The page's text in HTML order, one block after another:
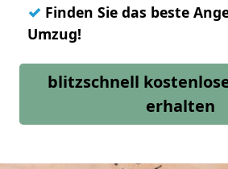
✓ Finden Sie das beste
Umzug!
blitzschnell
erhalten